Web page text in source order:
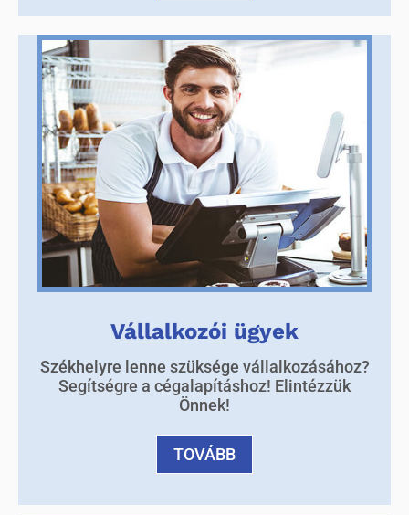
Vállalkozói ügyek
Székhelyre lenne szüksége vállalkozásához?
Segítségre a cégalapításhoz! Elintézzük
Önnek!
TOVÁBB